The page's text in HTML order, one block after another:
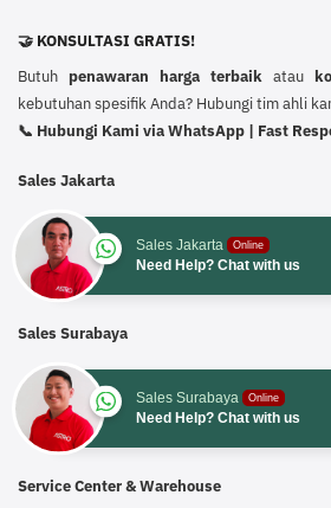
🤝 KONSULTASI GRATIS!
Butuh penawaran harga terbaik atau
kebutuhan spesifik Anda? Hubungi tim ahli
📞 Hubungi Kami via WhatsApp | Fast
Sales Jakarta
Sales Jakarta Online
Need Help? Chat with us
Sales Surabaya
Sales Surabaya Online
Need Help? Chat with us
Service Center & Warehouse